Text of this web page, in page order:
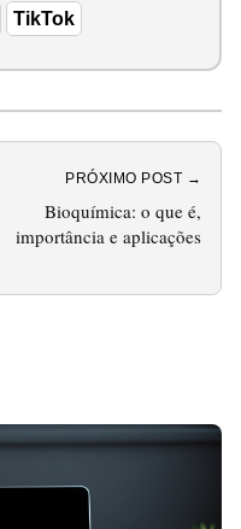
TikTok
PRÓXIMO POST →
Bioquímica: o que é,
importância e aplicações